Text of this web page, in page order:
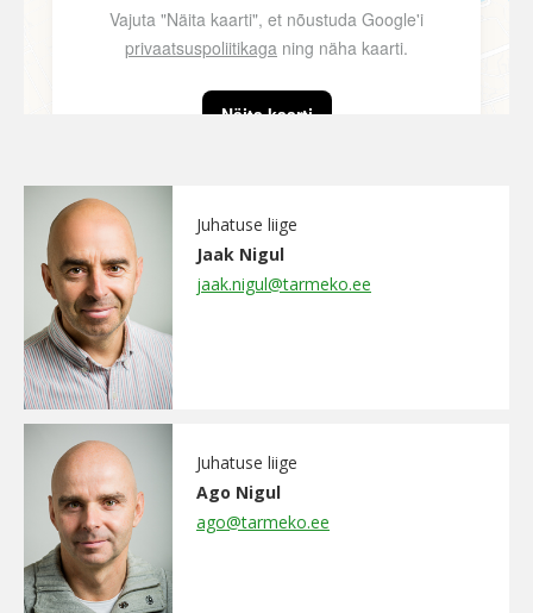
Vajuta "Näita kaarti", et nõustuda Google'i
privaatsuspoliitikaga ning näha kaarti.
Näita kaarti
Juhatuse liige
Jaak Nigul
jaak.nigul@tarmeko.ee
Juhatuse liige
Ago Nigul
ago@tarmeko.ee